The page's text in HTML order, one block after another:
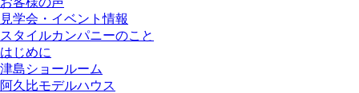
見学会・イベント情報
スタイルカンパニーのこと
はじめに
津島ショールーム
阿久比モデルハウス